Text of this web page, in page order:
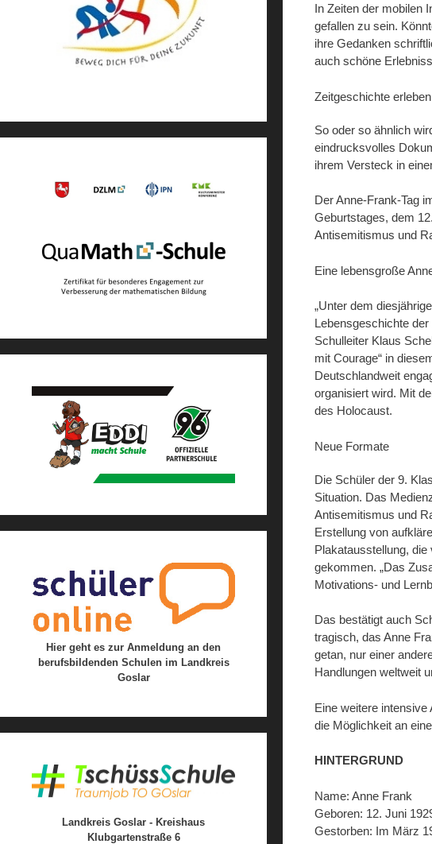
In Zeiten der mobilen
gefallen zu sein.
ihre Gedanken
auch schöne
Zeitgeschichte erleben
So oder so ähnlich
eindrucksvolles
ihrem Versteck in
Der Anne-Frank-Tag
Geburtstages, dem
Antisemitismus und
Eine lebensgroße
„Unter dem
Lebensgeschichte
Schulleiter Klaus
mit Courage“ in
Deutschlandweit
organisiert wird. Mit
des Holocaust.
Neue Formate
Die Schüler der 9.
Situation. Das
Antisemitismus und
Erstellung von
Plakatausstellung,
gekommen. „Das
Motivations- und
Das bestätigt auch
tragisch, das Anne
getan, nur einer
Handlungen weltweit
Eine weitere
die Möglichkeit an
HINTERGRUND
Name: Anne Frank
Geboren: 12. Juni
Gestorben: Im März
Hier geht es zur Anmeldung an den
berufsbildenden Schulen im Landkreis
Goslar
Landkreis Goslar - Kreishaus
Klubgartenstraße 6